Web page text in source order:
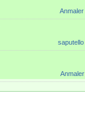
Anmaler
saputello
Anmaler